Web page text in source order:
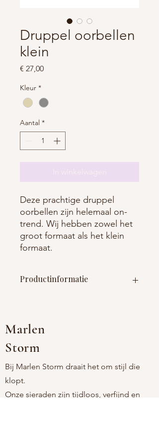
Druppel oorbellen
klein
€ 27,00Prijs
Kleur *
Aantal *
Deze prachtige druppel
oorbellen zijn helemaal on-
trend. Wij hebben zowel het
groot formaat als het klein
formaat.
Productinformatie
12mm
Marlen
Storm
Bij Marlen Storm draait het om stijl die
klopt.
Onze sieraden zijn tijdloos, verfijnd en